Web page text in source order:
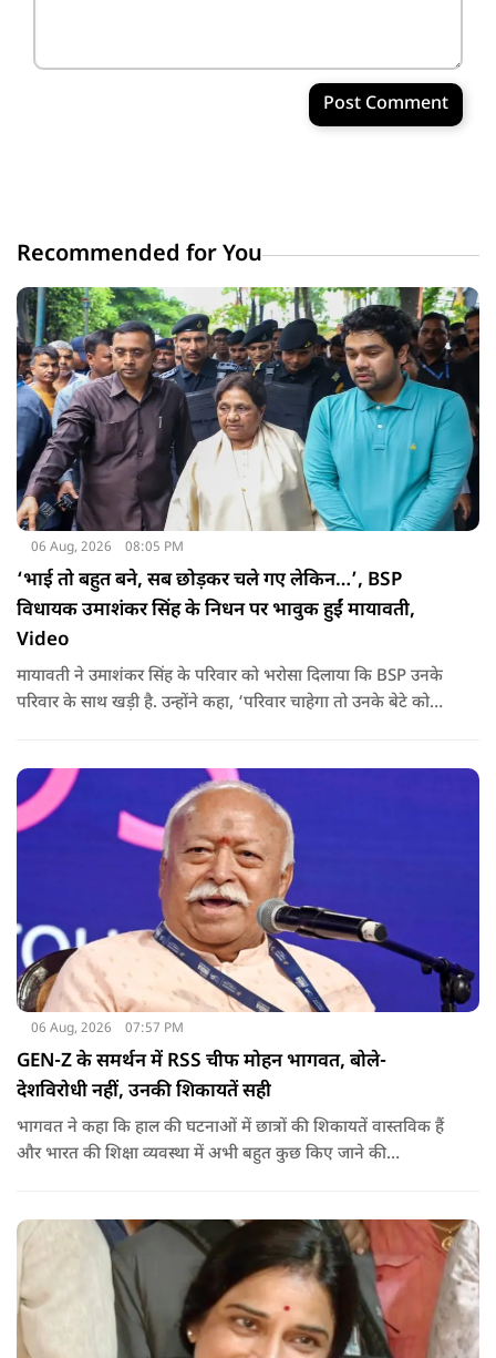
Post Comment
Recommended for You
06 Aug, 2026 08:05 PM
‘भाई तो बहुत बने, सब छोड़कर चले गए लेकिन…’, BSP
विधायक उमाशंकर सिंह के निधन पर भावुक हुईं मायावती,
Video
मायावती ने उमाशंकर सिंह के परिवार को भरोसा दिलाया कि BSP उनके
परिवार के साथ खड़ी है. उन्होंने कहा, ‘परिवार चाहेगा तो उनके बेटे को
06 Aug, 2026 07:57 PM
GEN-Z के समर्थन में RSS चीफ मोहन भागवत, बोले-
देशविरोधी नहीं, उनकी शिकायतें सही
भागवत ने कहा कि हाल की घटनाओं में छात्रों की शिकायतें वास्तविक हैं
और भारत की शिक्षा व्यवस्था में अभी बहुत कुछ किए जाने की